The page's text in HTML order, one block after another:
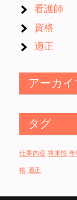
看護師
資格
適正
アーカイ
タグ
仕事内容 将来性 年
格 適正